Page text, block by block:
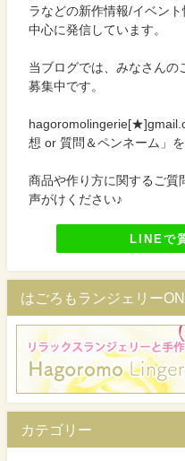
ラなどの新作情報/イベン
中心に発信しています。
当ブログでは、みなさんの
募集中です。
想 or 質問＆ペンネーム」
商品や作り方に関するご質
声がけください♪
LINEで
はごろもランジェリー
カテゴリー